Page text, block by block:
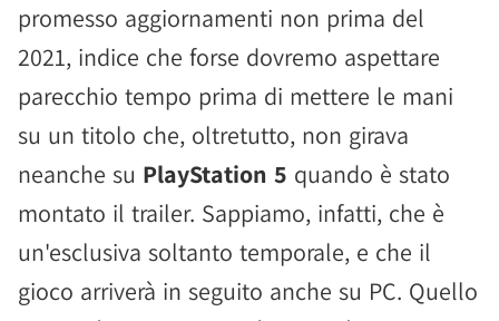
promesso aggiornamenti non prima del
2021, indice che forse dovremo aspettare
parecchio tempo prima di mettere le mani
su un titolo che, oltretutto, non girava
neanche su PlayStation 5 quando è stato
montato il trailer. Sappiamo, infatti, che è
un'esclusiva soltanto temporale, e che il
gioco arriverà in seguito anche su PC. Quello